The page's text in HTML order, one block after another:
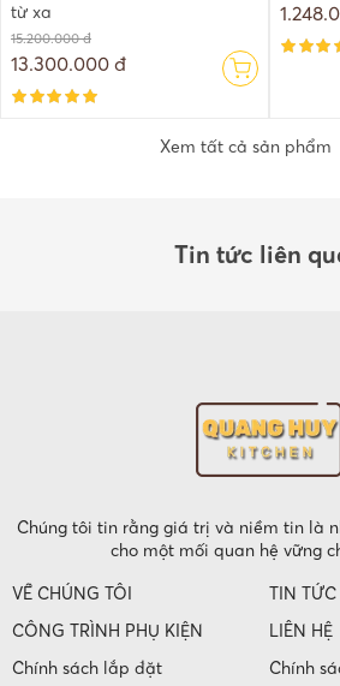
từ xa
15.200.000 đ
13.300.000 đ
Xem tất cả sản phẩm
Tin tức liên
Chúng tôi tin rằng giá trị và niềm tin là
cho một mối quan hệ vững
VỀ CHÚNG TÔI
TIN TỨC
CÔNG TRÌNH PHỤ KIỆN
LIÊN HỆ
Chính sách lắp đặt
Chính